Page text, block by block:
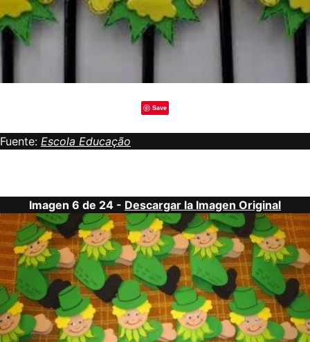
Save
Fuente: Escola Educação
Imagen 6 de 24 - Descargar la Imagen Original